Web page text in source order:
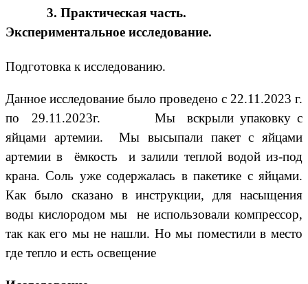
3. Практическая часть.
Экспериментальное исследование.
Подготовка к исследованию.
Данное исследование было проведено с 22.11.2023 г.
по 29.11.2023г.
Мы вскрыли упаковку с
яйцами артемии.
Мы высыпали пакет с яйцами
артемии в ёмкость и залили теплой водой из-под
крана. Соль уже содержалась в пакетике с яйцами.
Как было сказано в инструкции, для насыщения
воды кислородом мы не использовали компрессор,
так как его мы не нашли. Но мы поместили в место
где тепло и есть освещение